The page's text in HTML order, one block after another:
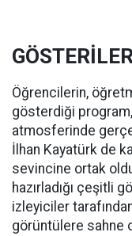
Öğrencilerin,
gösterdiği
atmosferinde
İlhan Kayatürk de
sevincine ortak
hazırladığı çeşitli
izleyiciler
görüntülere sahne